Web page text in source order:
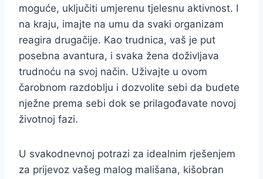
moguće, uključiti umjerenu tjelesnu aktivnost. I
na kraju, imajte na umu da svaki organizam
reagira drugačije. Kao trudnica, vaš je put
posebna avantura, i svaka žena doživljava
trudnoću na svoj način. Uživajte u ovom
čarobnom razdoblju i dozvolite sebi da budete
nježne prema sebi dok se prilagođavate novoj
životnoj fazi.
U svakodnevnoj potrazi za idealnim rješenjem
za prijevoz vašeg malog mališana, kišobran